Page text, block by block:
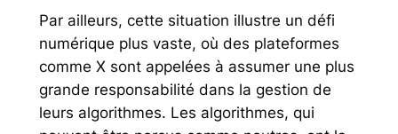
Par ailleurs, cette situation illustre un défi
numérique plus vaste, où des plateformes
comme X sont appelées à assumer une plus
grande responsabilité dans la gestion de
leurs algorithmes. Les algorithmes, qui